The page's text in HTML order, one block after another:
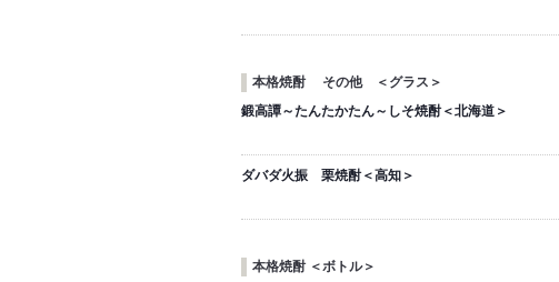
本格焼酎 その他 ＜グラス＞
鍛高譚～たんたかたん～しそ焼酎＜北海道＞
ダバダ火振 栗焼酎＜高知＞
本格焼酎 ＜ボトル＞